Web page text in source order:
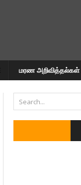
மரண அறிவித்தல்கள்